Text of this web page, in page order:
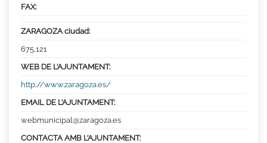
FAX:
ZARAGOZA ciudad:
675,121
WEB DE L’AJUNTAMENT:
http://www.zaragoza.es/
EMAIL DE L’AJUNTAMENT:
webmunicipal@zaragoza.es
CONTACTA AMB L’AJUNTAMENT: